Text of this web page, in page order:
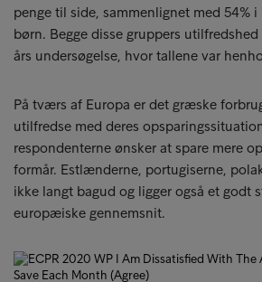
penge til side, sammenlignet med 54%
børn. Begge disse gruppers
års undersøgelse, hvor tallene var
På tværs af Europa er det græske
utilfredse med deres
respondenterne ønsker at spare mere
formår. Estlænderne, portugiserne,
ikke langt bagud og ligger også et godt
europæiske gennemsnit.